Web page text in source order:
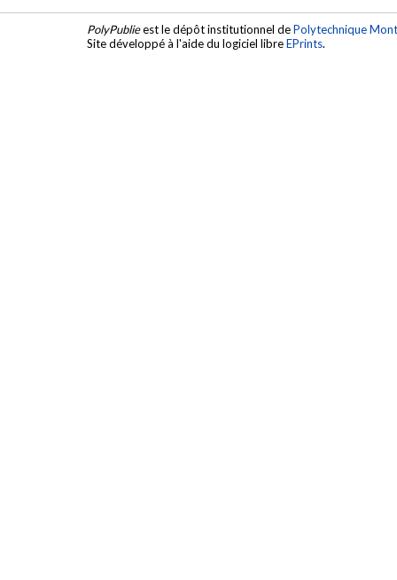
PolyPublieest le dépôt institutionnel dePolytechnique
Site développé à l'aide du logiciel libreEPrints.